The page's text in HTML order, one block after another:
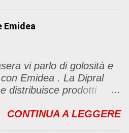
di sentimenti ed
Non siete obbligate a
bene, altrimenti no
:D Le regole sono le
Prelevare l'immagine
il link del mio
Emidea
vi parlo di golosità e
Emidea . La Dipral
distribuisce prodotti
marchio Emidea (rivolti
CONTINUA A LEGGERE